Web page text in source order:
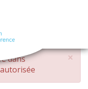
navigation
×
dans